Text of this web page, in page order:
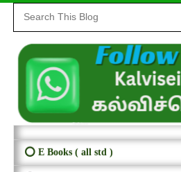
⭕ E Books ( all std )